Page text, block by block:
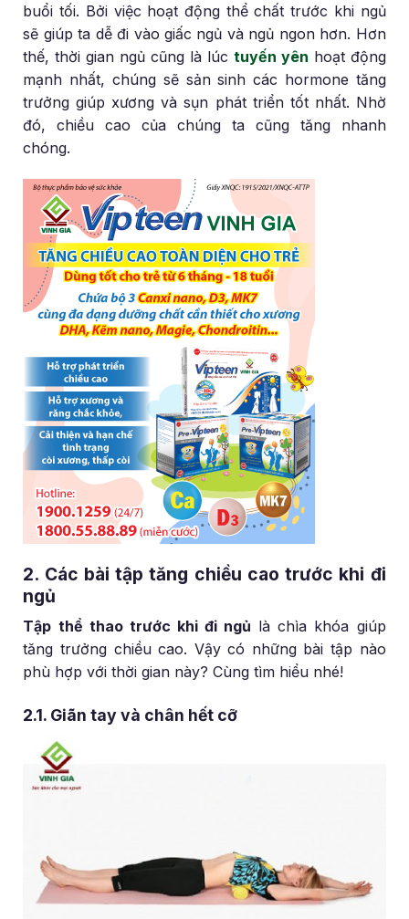
buổi tối. Bởi việc hoạt động thể chất trước khi ngủ
sẽ giúp ta dễ đi vào giấc ngủ và ngủ ngon hơn. Hơn
thế, thời gian ngủ cũng là lúc tuyến yên hoạt động
mạnh nhất, chúng sẽ sản sinh các hormone tăng
trưởng giúp xương và sụn phát triển tốt nhất. Nhờ
đó, chiều cao của chúng ta cũng tăng nhanh
chóng.
2. Các bài tập tăng chiều cao trước khi đi
ngủ
Tập thể thao trước khi đi ngủ là chìa khóa giúp
tăng trưởng chiều cao. Vậy có những bài tập nào
phù hợp với thời gian này? Cùng tìm hiểu nhé!
2.1. Giãn tay và chân hết cỡ